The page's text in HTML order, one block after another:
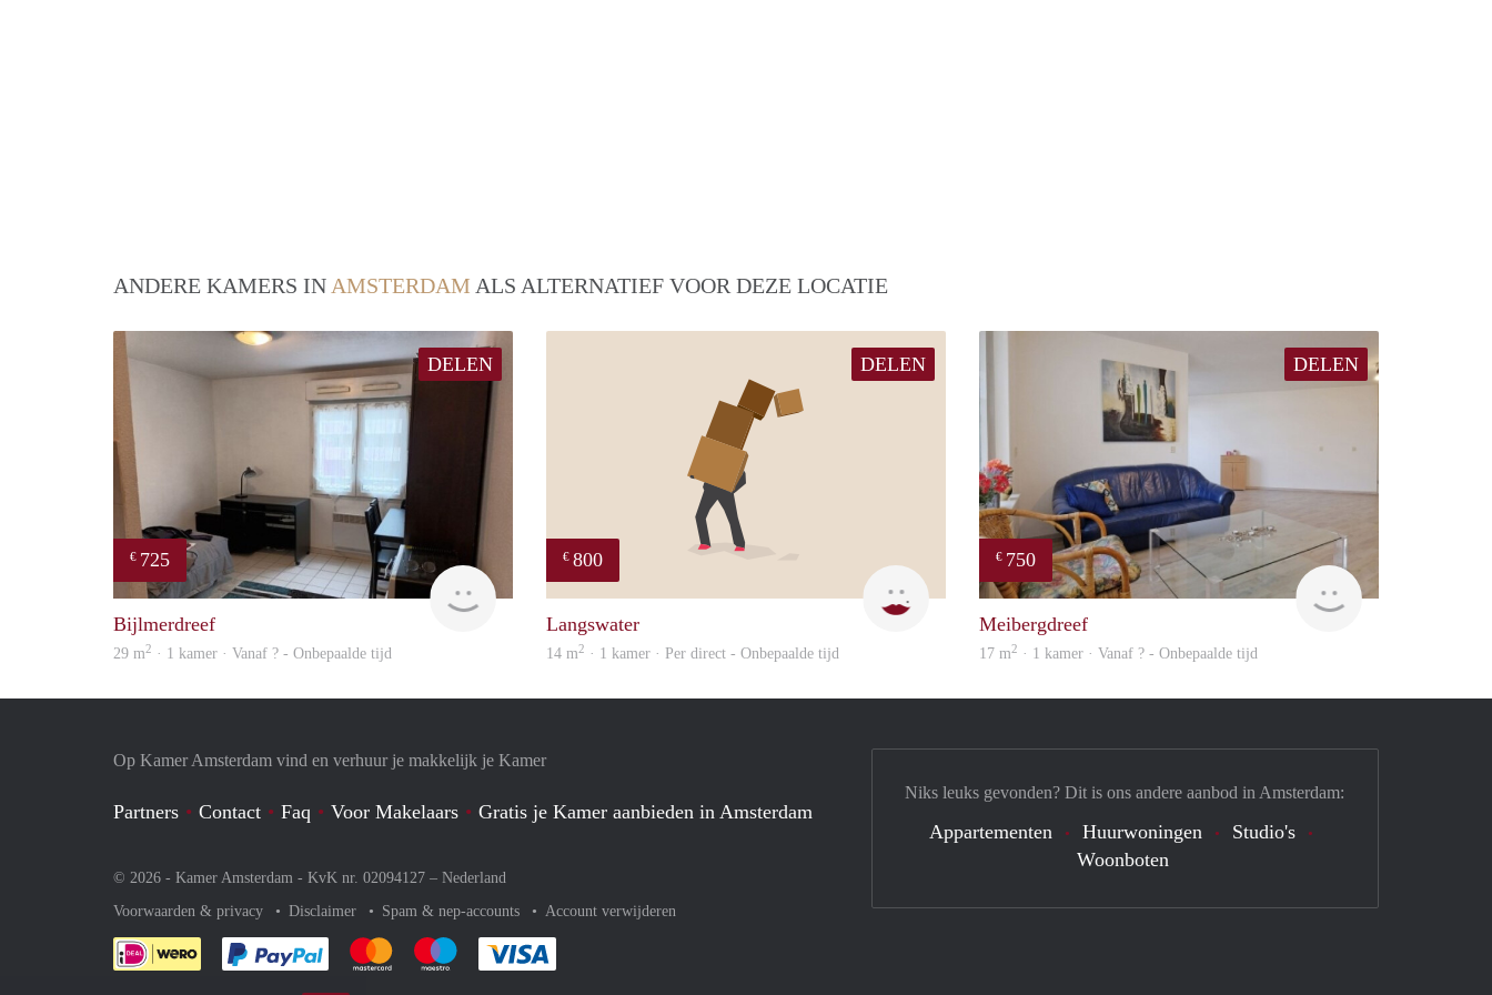
ANDERE KAMERS IN AMSTERDAM ALS ALTERNATIEF VOOR DEZE LOCATIE
DELEN
€ 725
Bijlmerdreef
29 m2 · 1 kamer · Vanaf ? - Onbepaalde tijd
DELEN
€ 800
Langswater
14 m2 · 1 kamer · Per direct - Onbepaalde tijd
DELEN
€ 750
Meibergdreef
17 m2 · 1 kamer · Vanaf ? - Onbepaalde tijd
Op Kamer Amsterdam vind en verhuur je makkelijk je Kamer
Partners Contact Faq Voor Makelaars Gratis je Kamer aanbieden in Amsterdam
© 2026 - Kamer Amsterdam - KvK nr. 02094127 – Nederland
Voorwaarden & privacy
Disclaimer Spam & nep-accounts Account verwijderen
Je rekent gemakkelijk af met Paypal
Je rekent gemakkelijk af met Mastercard
Je rekent gemakkelijk af met Meastro
Niks leuks gevonden? Dit is ons andere aanbod in Amsterdam:
Appartementen Huurwoningen
Studio's
Woonboten